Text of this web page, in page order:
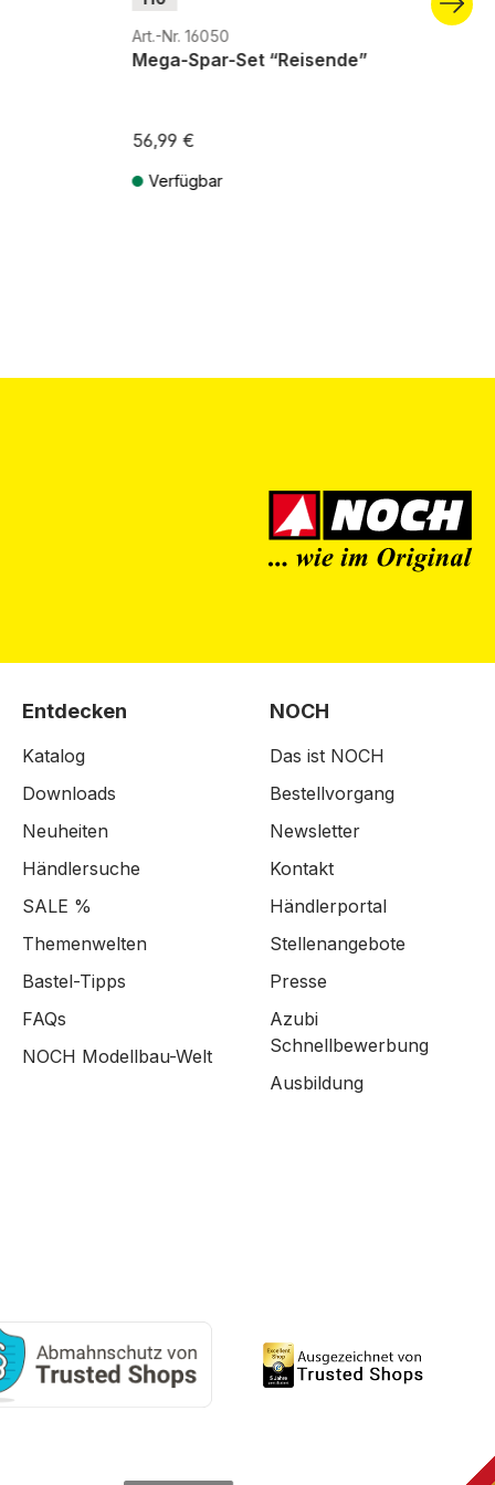
Art.-Nr. 16050
Mega-Spar-Set “Reisende”
56,99 €
Verfügbar
Entdecken
Katalog
Downloads
Neuheiten
Händlersuche
SALE %
Themenwelten
Bastel-Tipps
FAQs
NOCH Modellbau-Welt
NOCH
Das ist NOCH
Bestellvorgang
Newsletter
Kontakt
Händlerportal
Stellenangebote
Presse
Azubi
Schnellbewerbung
Ausbildung